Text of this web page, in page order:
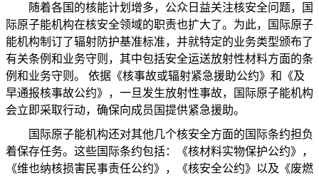
随着各国的核能计划增多，公众日益关注核安全问题，国
际原子能机构在核安全领域的职责也扩大了。为此，国际原子
能机构制订了辐射防护基准标准，并就特定的业务类型颁布了
有关条例和业务守则，其中包括安全运送放射性材料方面的条
例和业务守则。
依据《核事故或辐射紧急援助公约》和《及
早通报核事故公约》，一旦发生放射性事故，国际原子能机构
会立即采取行动，确保向成员国提供紧急援助。
国际原子能机构还对其他几个核安全方面的国际条约担负
着保存任务。这些国际条约包括：《核材料实物保护公约》，
《维也纳核损害民事责任公约》，《核安全公约》以及《废燃